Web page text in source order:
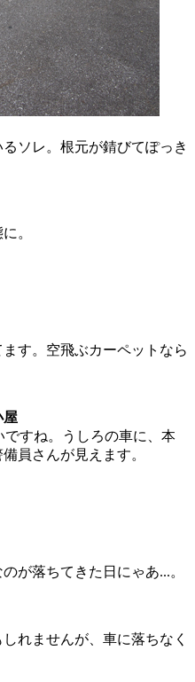
ソレ。根元が錆びてぽっき
。
す。空飛ぶカーペットなら
屋
すね。うしろの車に、本
員さんが見えます。
が落ちてきた日にゃあ...。
れませんが、車に落ちなく